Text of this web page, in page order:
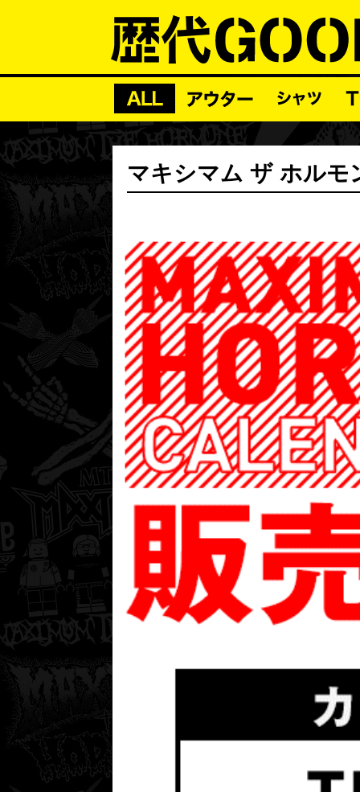
マキシマム ザ ホルモ